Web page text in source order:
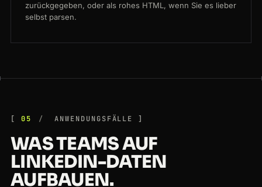
zurückgegeben, oder als rohes HTML, wenn Sie es lieber
selbst parsen.
05 ANWENDUNGSFÄLLE
WAS TEAMS AUF
LINKEDIN-DATEN
AUFBAUEN.